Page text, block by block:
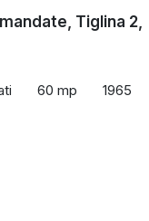
Tiglina 2,
60 mp 1965